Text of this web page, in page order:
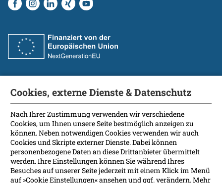
Fakultät
International Patients
Kontakt
Presse
Soziale Medien
Barrierefreiheit
Cookies, externe Dienste & Datenschutz
Nach Ihrer Zustimmung verwenden wir verschiedene
Cookies, um Ihnen unsere Seite bestmöglich anzeigen zu
können. Neben notwendigen Cookies verwenden wir auch
Cookies und Skripte externer Dienste. Dabei können
personenbezogene Daten an diese Drittanbieter übermittelt
werden. Ihre Einstellungen können Sie während Ihres
Besuches auf unserer Seite jederzeit mit einem Klick im Menü
auf »Cookie Einstellungen« ansehen und ggf. verändern. Mehr